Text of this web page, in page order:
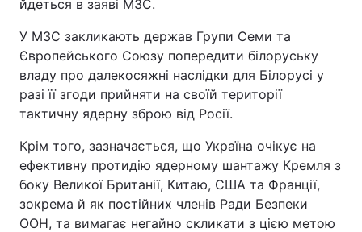
йдеться в заяві МЗС.
У МЗС закликають держав Групи Семи та
Європейського Союзу попередити білоруську
владу про далекосяжні наслідки для Білорусі у
разі її згоди прийняти на своїй території
тактичну ядерну зброю від Росії.
Крім того, зазначається, що Україна очікує на
ефективну протидію ядерному шантажу Кремля з
боку Великої Британії, Китаю, США та Франції,
зокрема й як постійних членів Ради Безпеки
ООН, та вимагає негайно скликати з цією метою